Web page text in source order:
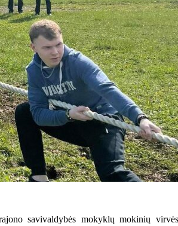
savivaldybės mokyklų mokinių virvės